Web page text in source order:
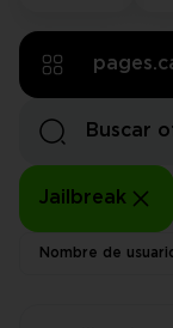
Jailbreak
Nombre de